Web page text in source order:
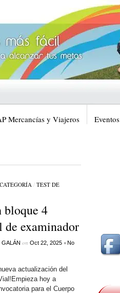
Mercancí­as y Viajeros Eventos
/ TEST DE
4
de examinador
GALÁN on Oct 22, 2025 •No
actualización del
hoy a
para el Cuerpo